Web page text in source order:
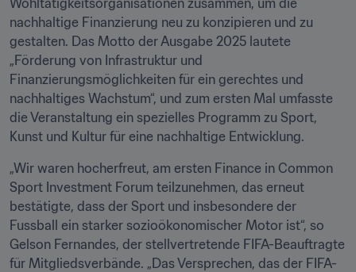
Wohltätigkeitsorganisationen zusammen, um die
nachhaltige Finanzierung neu zu konzipieren und zu
gestalten. Das Motto der Ausgabe 2025 lautete
„Förderung von Infrastruktur und
Finanzierungsmöglichkeiten für ein gerechtes und
nachhaltiges Wachstum“, und zum ersten Mal umfasste
die Veranstaltung ein spezielles Programm zu Sport,
Kunst und Kultur für eine nachhaltige Entwicklung.
„Wir waren hocherfreut, am ersten Finance in Common
Sport Investment Forum teilzunehmen, das erneut
bestätigte, dass der Sport und insbesondere der
Fussball ein starker sozioökonomischer Motor ist“, so
Gelson Fernandes, der stellvertretende FIFA-Beauftragte
für Mitgliedsverbände. „Das Versprechen, das der FIFA-